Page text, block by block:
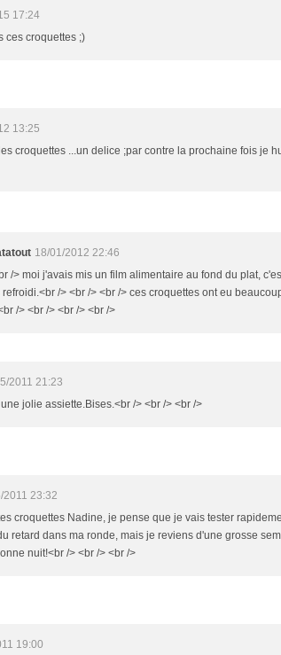
17:24
ces croquettes ;)
13:25
croquettes ...un delice ;par contre la prochaine fois je
18/01/2012 22:46
/> moi j'avais mis un film alimentaire au fond du plat,
/> <br /> <br /> ces croquettes ont eu
/> <br /> <br /> <br />
2011 21:23
jolie assiette.Bises.<br /> <br /> <br />
2011 23:32
croquettes Nadine, je pense que je vais tester
retard dans ma ronde, mais je reviens d'une grosse
nuit!<br /> <br /> <br />
19:00